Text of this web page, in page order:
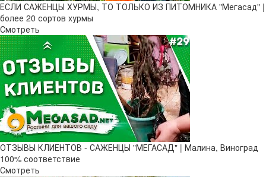
ЕСЛИ САЖЕНЦЫ ХУРМЫ, ТО ТОЛЬКО ИЗ ПИТОМНИКА "Мегасад" |
более 20 сортов хурмы
Смотреть
ОТЗЫВЫ КЛИЕНТОВ - САЖЕНЦЫ "МЕГАСАД" | Малина, Виноград
100% соответствие
Смотреть